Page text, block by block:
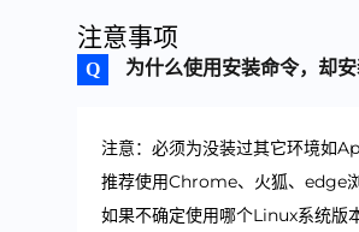
注意事项
为什么使用安装命令，却
注意：必须为没装过其它环境如
推荐使用Chrome、火狐、edge
如果不确定使用哪个Linux系统版